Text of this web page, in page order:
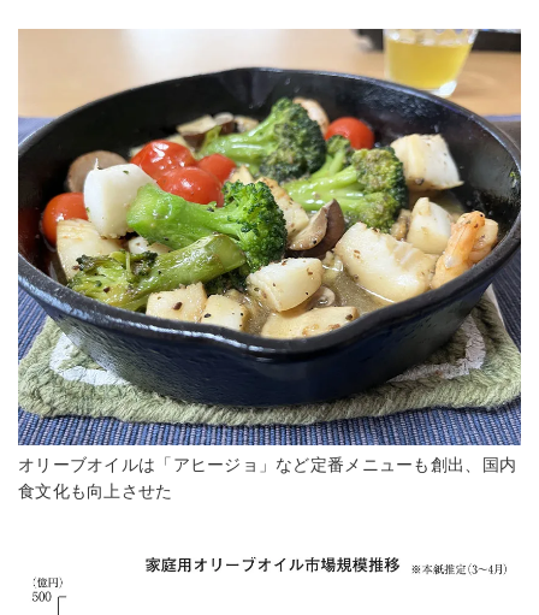
オリーブオイルは「アヒージョ」など定番メニューも創出、国内
食文化も向上させた